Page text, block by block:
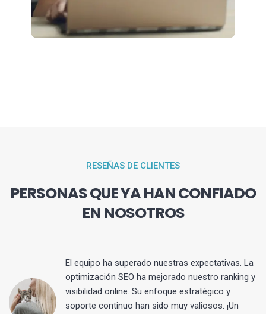
RESEÑAS DE CLIENTES
PERSONAS QUE YA HAN CONFIADO
EN NOSOTROS
El equipo ha superado nuestras expectativas. La
optimización SEO ha mejorado nuestro ranking y
visibilidad online. Su enfoque estratégico y
soporte continuo han sido muy valiosos. ¡Un